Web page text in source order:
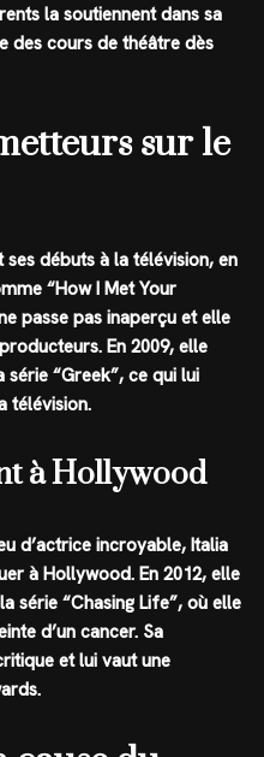
la soutiennent dans sa
des cours de théâtre dès
sur le
ses débuts à la télévision, en
“How I Met Your
passe pas inaperçu et elle
En 2009, elle
“Greek”, ce qui lui
télévision.
à Hollywood
d’actrice incroyable, Italia
à Hollywood. En 2012, elle
série “Chasing Life”, où elle
d’un cancer. Sa
et lui vaut une